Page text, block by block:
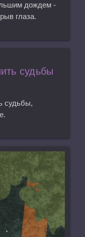
дождем -
глаза.
судьбы
судьбы,